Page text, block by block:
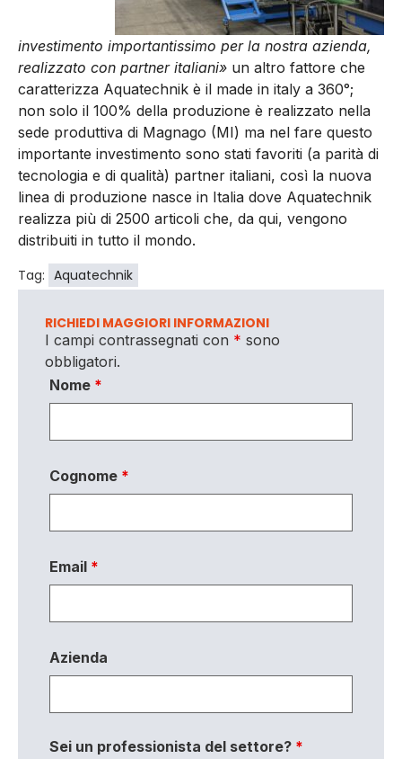
investimento importantissimo per la nostra azienda,
realizzato con partner italiani» un altro fattore che
caratterizza Aquatechnik è il made in italy a 360°;
non solo il 100% della produzione è realizzato nella
sede produttiva di Magnago (MI) ma nel fare questo
importante investimento sono stati favoriti (a parità di
tecnologia e di qualità) partner italiani, così la nuova
linea di produzione nasce in Italia dove Aquatechnik
realizza più di 2500 articoli che, da qui, vengono
distribuiti in tutto il mondo.
Tag: Aquatechnik
RICHIEDI MAGGIORI INFORMAZIONI
I campi contrassegnati con * sono
obbligatori.
Nome *
Cognome *
Email *
Azienda
Sei un professionista del settore? *